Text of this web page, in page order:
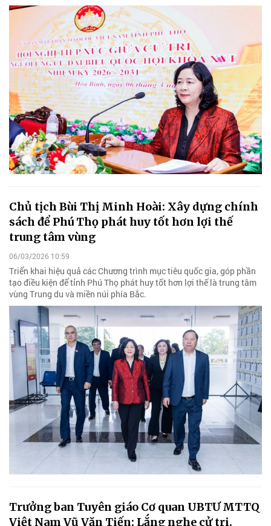
Chủ tịch Bùi Thị Minh Hoài: Xây dựng chính
sách để Phú Thọ phát huy tốt hơn lợi thế
trung tâm vùng
06/03/2026 10:59
Triển khai hiệu quả các Chương trình mục tiêu quốc gia, góp phần
tạo điều kiện để tỉnh Phú Thọ phát huy tốt hơn lợi thế là trung tâm
vùng Trung du và miền núi phía Bắc.
Trưởng ban Tuyên giáo Cơ quan UBTƯ MTTQ
Việt Nam Vũ Văn Tiến: Lắng nghe cử tri,